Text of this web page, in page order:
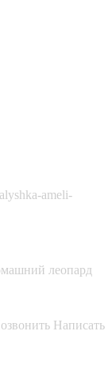
ameli-
леопард
Написать